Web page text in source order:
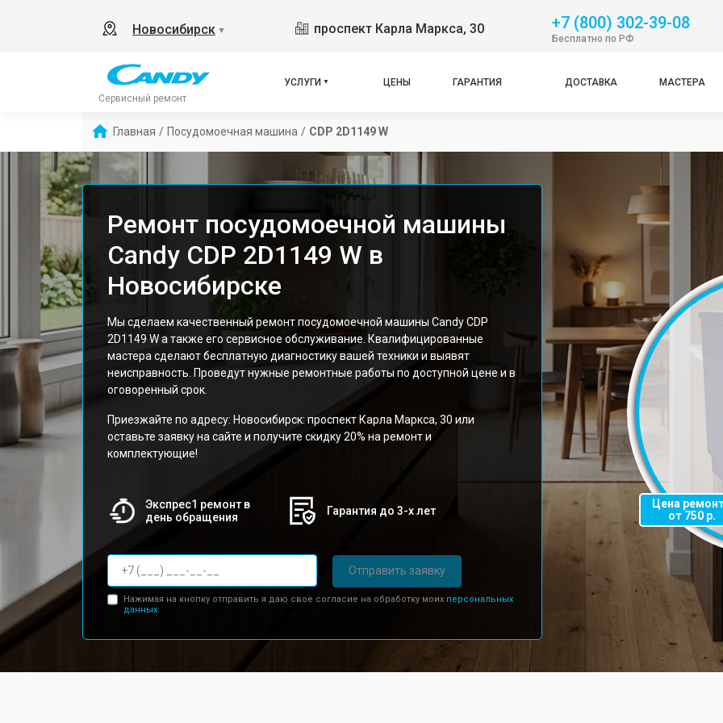
Новосибирск ▼ проспект Карла Маркса, 30 +7 (800) 302-39-08
Бесплатно по РФ
Сервисный ремонт
УСЛУГИ ЦЕНЫ ГАРАНТИЯ ДОСТАВКА МАСТЕРА
Главная / Посудомоечная машина / CDP 2D1149 W
Ремонт посудомоечной машины
Candy CDP 2D1149 W в
Новосибирске
Мы сделаем качественный ремонт посудомоечной машины Candy CDP
2D1149 W а также его сервисное обслуживание. Квалифицированные
мастера сделают бесплатную диагностику вашей техники и выявят
неисправность. Проведут нужные ремонтные работы по доступной цене и в
оговоренный срок.
Приезжайте по адресу: Новосибирск: проспект Карла Маркса, 30 или
оставьте заявку на сайте и получите скидку 20% на ремонт и
комплектующие!
Экспрес1 ремонт в
день обращения
Гарантия до 3-х лет
Отправить заявку
Нажимая на кнопку отправить я даю свое согласие на обработку моих персональных
данных.
Цена
от 750 р.